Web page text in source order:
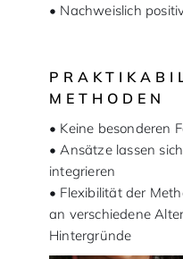
• Nachweislich
METHODEN
• Keine besonderen
• Ansätze lassen
integrieren
• Flexibilität der
an verschiedene
Hintergründe